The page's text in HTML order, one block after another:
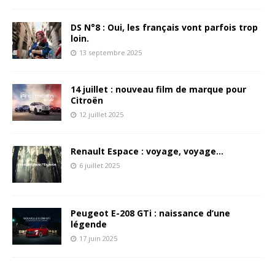
DS N°8 : Oui, les français vont parfois trop
loin.
13 septembre 2025
14 juillet : nouveau film de marque pour
Citroën
12 juillet 2025
Renault Espace : voyage, voyage…
6 juillet 2025
Peugeot E-208 GTi : naissance d’une
légende
17 juin 2025